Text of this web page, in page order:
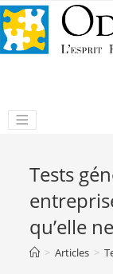
Tests
qu’elle
> Articles >